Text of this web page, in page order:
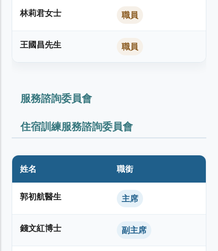
林莉君女士 職員
王國昌先生 職員
服務諮詢委員會
住宿訓練服務諮詢委員會
姓名 職銜
郭初航醫生 主席
錢文紅博士 副主席